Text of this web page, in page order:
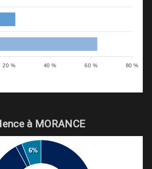
80 %
60 %
40 %
20 %
à MORANCE
6%